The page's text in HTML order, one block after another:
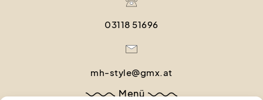
03118 51696
mh-style@gmx.at
Menü